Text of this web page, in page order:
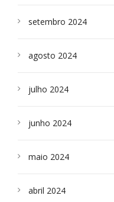
setembro 2024
agosto 2024
julho 2024
junho 2024
maio 2024
abril 2024